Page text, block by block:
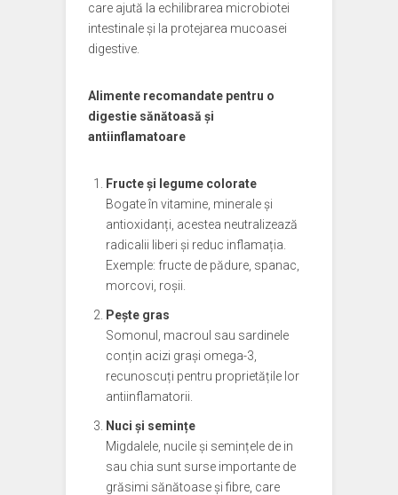
care ajută la echilibrarea microbiotei
intestinale și la protejarea mucoasei
digestive.
Alimente recomandate pentru o
digestie sănătoasă și
antiinflamatoare
Fructe și legume colorate
Bogate în vitamine, minerale și
antioxidanți, acestea neutralizează
radicalii liberi și reduc inflamația.
Exemple: fructe de pădure, spanac,
morcovi, roșii.
Pește gras
Somonul, macroul sau sardinele
conțin acizi grași omega-3,
recunoscuți pentru proprietățile lor
antiinflamatorii.
Nuci și semințe
Migdalele, nucile și semințele de in
sau chia sunt surse importante de
grăsimi sănătoase și fibre, care